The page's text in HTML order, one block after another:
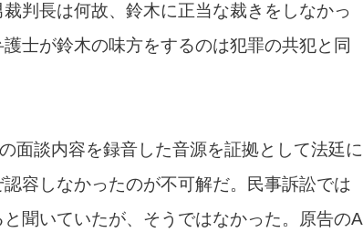
判長は何故、鈴木に正当な裁きをしなかっ
士が鈴木の味方をするのは犯罪の共犯と同
面談内容を録音した音源を証拠として法廷に
容しなかったのが不可解だ。民事訴訟では
聞いていたが、そうではなかった。原告のA